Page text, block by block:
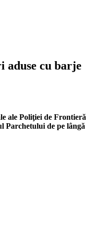
aduse cu barje
ale Poliţiei de Frontieră
Parchetului de pe lângă